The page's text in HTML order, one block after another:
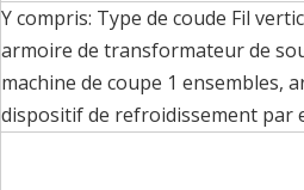
Y compris: Type de coude Fil
armoire de transformateur de
machine de coupe 1 ensembles,
dispositif de refroidissement par